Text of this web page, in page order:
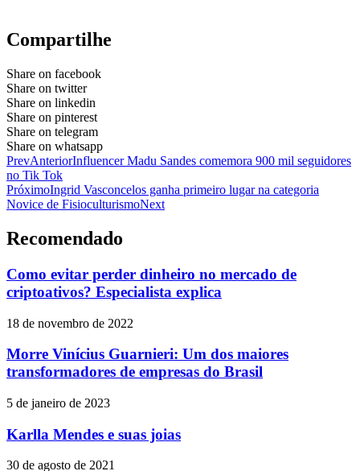
Compartilhe
Share on facebook
Share on twitter
Share on linkedin
Share on pinterest
Share on telegram
Share on whatsapp
PrevAnteriorInfluencer Madu Sandes comemora 900 mil seguidores
no Tik Tok
PróximoIngrid Vasconcelos ganha primeiro lugar na categoria
Novice de FisioculturismoNext
Recomendado
Como evitar perder dinheiro no mercado de
criptoativos? Especialista explica
18 de novembro de 2022
Morre Vinícius Guarnieri: Um dos maiores
transformadores de empresas do Brasil
5 de janeiro de 2023
Karlla Mendes e suas joias
30 de agosto de 2021